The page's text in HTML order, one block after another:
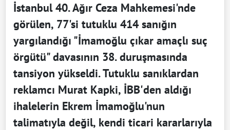
İstanbul 40. Ağır Ceza Mahkemesi'nde
görülen, 77'si tutuklu 414 sanığın
yargılandığı "İmamoğlu çıkar amaçlı suç
örgütü" davasının 38. duruşmasında
tansiyon yükseldi. Tutuklu sanıklardan
reklamcı Murat Kapki, İBB'den aldığı
ihalelerin Ekrem İmamoğlu'nun
talimatıyla değil, kendi ticari kararlarıyla